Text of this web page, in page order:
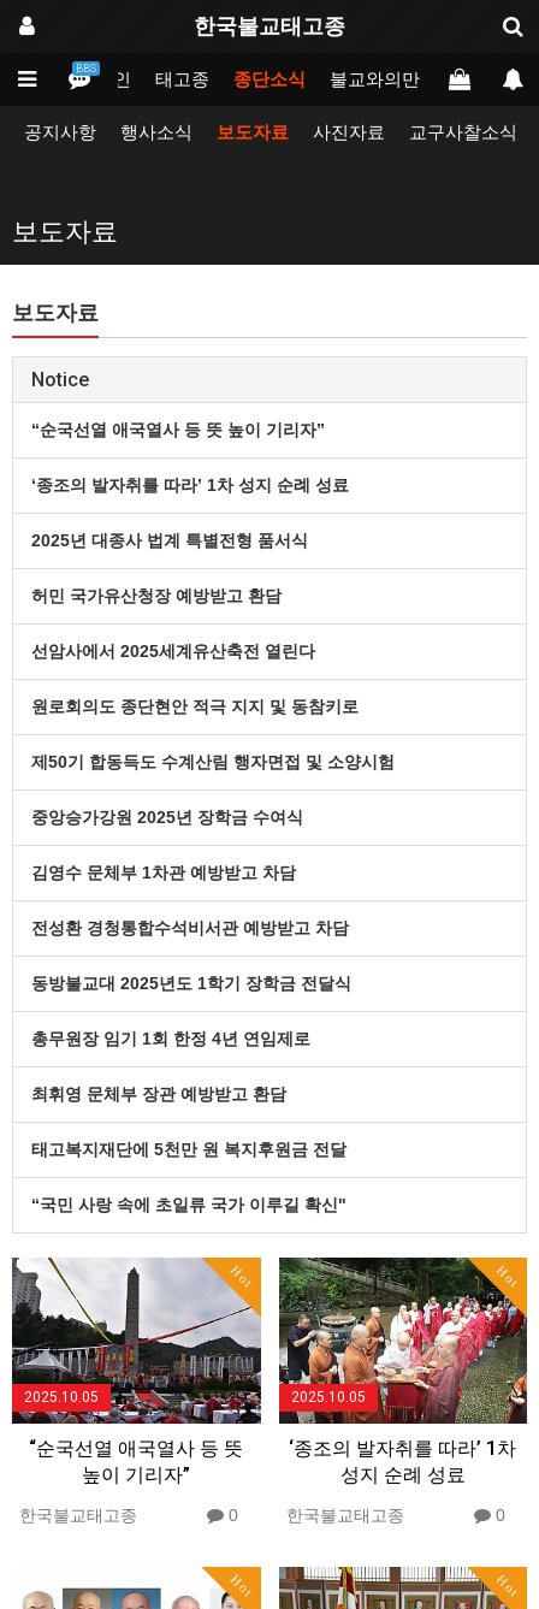
한국불교태고종
BBS
메인 태고종 종단소식 불교와의만남 업무포털
공지사항 행사소식 보도자료 사진자료 교구사찰소식
보도자료
보도자료
Notice
“순국선열 애국열사 등 뜻 높이 기리자”
‘종조의 발자취를 따라’ 1차 성지 순례 성료
2025년 대종사 법계 특별전형 품서식
허민 국가유산청장 예방받고 환담
선암사에서 2025세계유산축전 열린다
원로회의도 종단현안 적극 지지 및 동참키로
제50기 합동득도 수계산림 행자면접 및 소양시험
중앙승가강원 2025년 장학금 수여식
김영수 문체부 1차관 예방받고 차담
전성환 경청통합수석비서관 예방받고 차담
동방불교대 2025년도 1학기 장학금 전달식
총무원장 임기 1회 한정 4년 연임제로
최휘영 문체부 장관 예방받고 환담
태고복지재단에 5천만 원 복지후원금 전달
“국민 사랑 속에 초일류 국가 이루길 확신"
Hot
2025.10.05
“순국선열 애국열사 등 뜻
높이 기리자”
한국불교태고종 0
Hot
2025.10.05
‘종조의 발자취를 따라’ 1차
성지 순례 성료
한국불교태고종 0
Hot Hot